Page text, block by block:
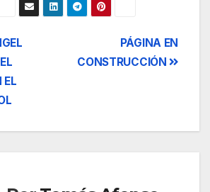
PÁGINA EN
CONSTRUCCIÓN
EL